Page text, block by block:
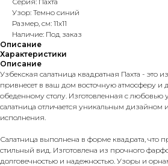
Узор: Темно синий
Размер, см: 11х11
Наличие: Под заказ
Описание
Характеристики
Описание
Узбекская салатница квадратная Пахта - это
привнесет в ваш дом восточную атмосферу
обеденному столу. Изготовленная с любовью
салатница отличается уникальным дизайном
исполнения.
Салатница выполнена в форме квадрата, что
стильный вид. Изготовлена из прочного
долговечностью и надежностью. Узоры и